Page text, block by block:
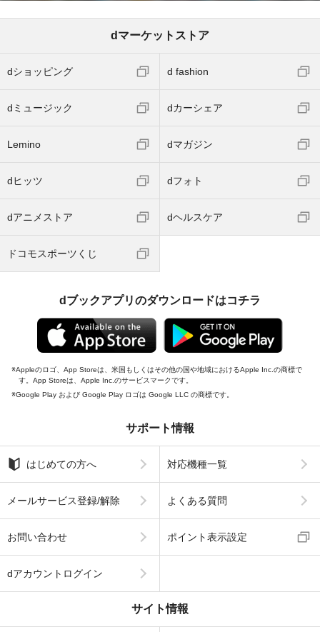
dマーケットストア
dショッピング d fashion
dミュージック dカーシェア
Lemino dマガジン
dヒッツ dフォト
dアニメストア dヘルスケア
ドコモスポーツくじ
dブックアプリのダウンロードはコチラ
Appleのロゴ、App Storeは、米国もしくはその他の国や地域におけるApple Inc.の商標で
す。App Storeは、Apple Inc.のサービスマークです。
Google Play および Google Play ロゴは Google LLC の商標です。
サポート情報
はじめての方へ 対応機種一覧
メールサービス登録/解除 よくある質問
お問い合わせ ポイント表示設定
dアカウントログイン
サイト情報